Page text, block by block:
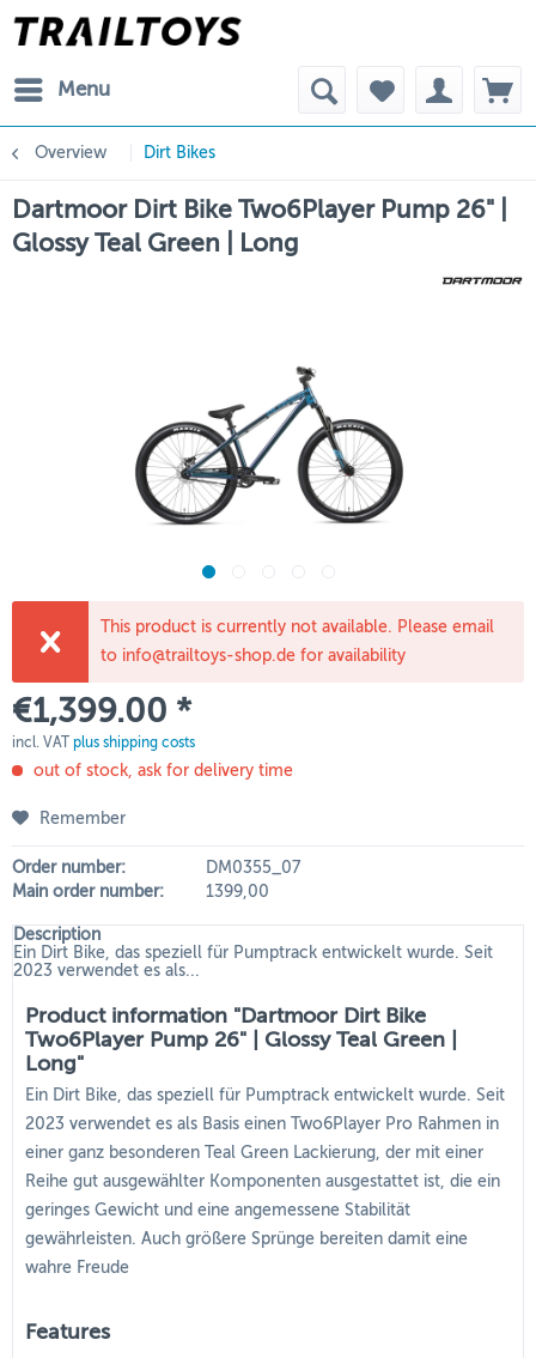
Menu
Overview Dirt Bikes
Dartmoor Dirt Bike Two6Player Pump 26" |
Glossy Teal Green | Long
This product is currently not available. Please email
to info@trailtoys-shop.de for availability
€1,399.00 *
incl. VAT plus shipping costs
out of stock, ask for delivery time
Remember
Order number:
DM0355_07
Main order number:
1399,00
Description
Ein Dirt Bike, das speziell für Pumptrack entwickelt wurde. Seit
2023 verwendet es als...
Product information "Dartmoor Dirt Bike
Two6Player Pump 26" | Glossy Teal Green |
Long"
Ein Dirt Bike, das speziell für Pumptrack entwickelt wurde. Seit
2023 verwendet es als Basis einen Two6Player Pro Rahmen in
einer ganz besonderen Teal Green Lackierung, der mit einer
Reihe gut ausgewählter Komponenten ausgestattet ist, die ein
geringes Gewicht und eine angemessene Stabilität
gewährleisten. Auch größere Sprünge bereiten damit eine
wahre Freude
Features